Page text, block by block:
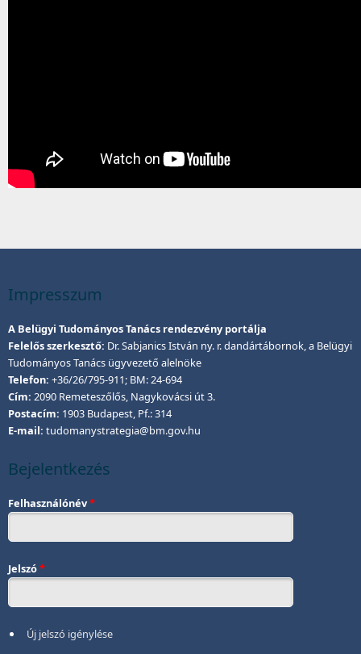
Impresszum
A Belügyi Tudományos Tanács rendezvény portálja
Felelős szerkesztő: Dr. Sabjanics István ny. r. dandártábornok, a Belügyi
Tudományos Tanács ügyvezető alelnöke
Telefon: +36/26/795-911; BM: 24-694
Cím: 2090 Remeteszőlős, Nagykovácsi út 3.
Postacím: 1903 Budapest, Pf.: 314
E-mail: tudomanystrategia@bm.gov.hu
Bejelentkezés
Felhasználónév*
Jelszó*
Új jelszó igénylése